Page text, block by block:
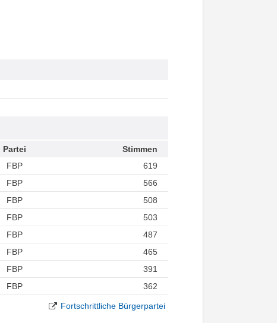
Partei
Stimmen
FBP
619
FBP
566
FBP
508
FBP
503
FBP
487
FBP
465
FBP
391
FBP 362
Fortschrittliche Bürgerpartei